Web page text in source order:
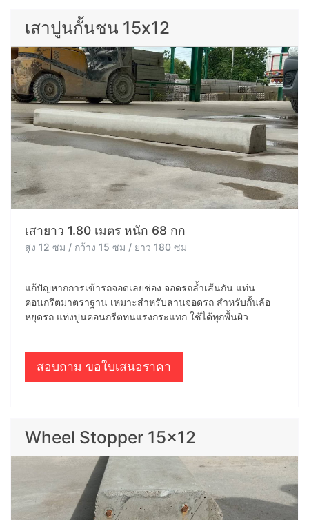
เสาปูนกั้นชน 15x12
เสายาว 1.80 เมตร หนัก 68 กก
สูง 12 ซม / กว้าง 15 ซม / ยาว 180 ซม
แก้ปัญหากการเข้ารถจอดเลยช่อง จอดรถล้ำเส้นกัน แท่น
คอนกรีตมาตราฐาน เหมาะสำหรับลานจอดรถ สำหรับกั้นล้อ
หยุดรถ แท่งปูนคอนกรีตทนแรงกระแทก ใช้ได้ทุกพื้นผิว
สอบถาม ขอใบเสนอราคา
Wheel Stopper 15x12